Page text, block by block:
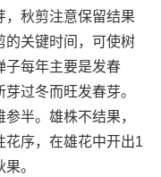
，秋剪注意保留结果
的关键时间，可使树
子每年主要是发春
过冬而旺发春芽。
半。雄株不结果，
花序，在雄花中开出1
。